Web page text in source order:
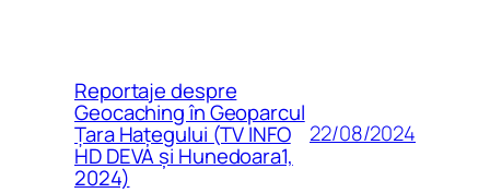
Reportaje despre
Geocaching în Geoparcul
Țara Hațegului (TV INFO
HD DEVA și Hunedoara1,
2024)
22/08/2024